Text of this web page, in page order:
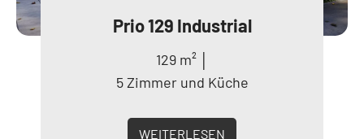
Prio 129 Industrial
129 m² │
5 Zimmer und Küche
WEITERLESEN